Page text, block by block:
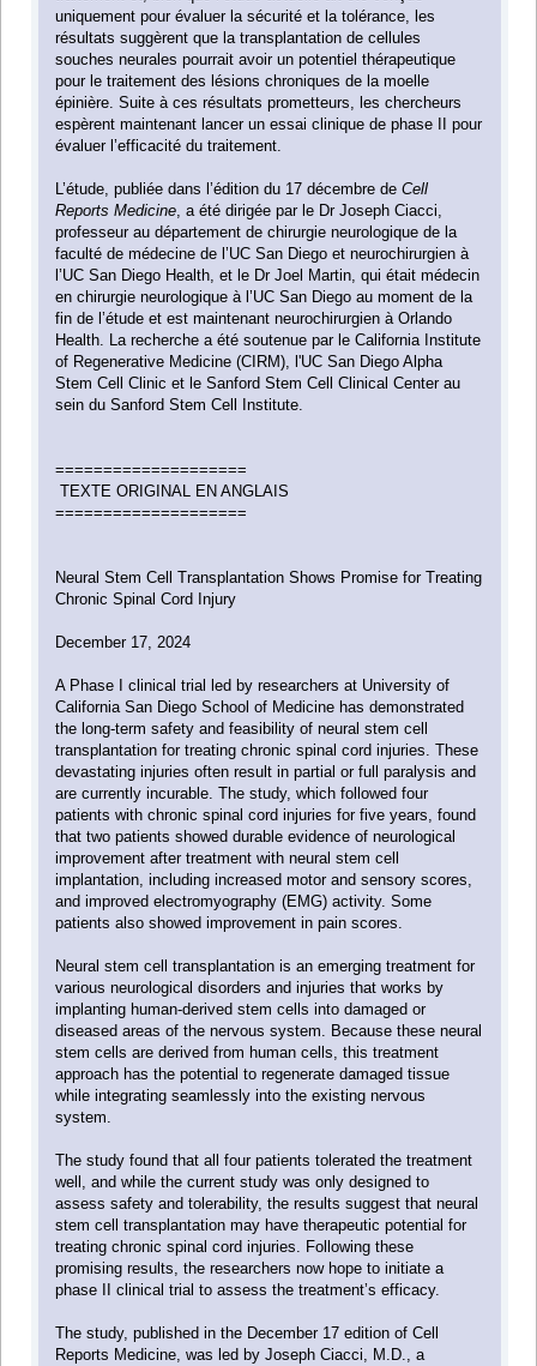
uniquement pour évaluer la sécurité et la tolérance, les
résultats suggèrent que la transplantation de cellules
souches neurales pourrait avoir un potentiel thérapeutique
pour le traitement des lésions chroniques de la moelle
épinière. Suite à ces résultats prometteurs, les chercheurs
espèrent maintenant lancer un essai clinique de phase II pour
évaluer l’efficacité du traitement.
L’étude, publiée dans l’édition du 17 décembre deCell
Reports Medicine, a été dirigée par le Dr Joseph Ciacci,
professeur au département de chirurgie neurologique de la
faculté de médecine de l’UC San Diego et neurochirurgien à
l’UC San Diego Health, et le Dr Joel Martin, qui était médecin
en chirurgie neurologique à l’UC San Diego au moment de la
fin de l’étude et est maintenant neurochirurgien à Orlando
Health. La recherche a été soutenue par le California Institute
of Regenerative Medicine (CIRM), l'UC San Diego Alpha
Stem Cell Clinic et le Sanford Stem Cell Clinical Center au
sein du Sanford Stem Cell Institute.
====================
TEXTE ORIGINAL EN ANGLAIS
====================
Neural Stem Cell Transplantation Shows Promise for Treating
Chronic Spinal Cord Injury
December 17, 2024
A Phase I clinical trial led by researchers at University of
California San Diego School of Medicine has demonstrated
the long-term safety and feasibility of neural stem cell
transplantation for treating chronic spinal cord injuries. These
devastating injuries often result in partial or full paralysis and
are currently incurable. The study, which followed four
patients with chronic spinal cord injuries for five years, found
that two patients showed durable evidence of neurological
improvement after treatment with neural stem cell
implantation, including increased motor and sensory scores,
and improved electromyography (EMG) activity. Some
patients also showed improvement in pain scores.
Neural stem cell transplantation is an emerging treatment for
various neurological disorders and injuries that works by
implanting human-derived stem cells into damaged or
diseased areas of the nervous system. Because these neural
stem cells are derived from human cells, this treatment
approach has the potential to regenerate damaged tissue
while integrating seamlessly into the existing nervous
system.
The study found that all four patients tolerated the treatment
well, and while the current study was only designed to
assess safety and tolerability, the results suggest that neural
stem cell transplantation may have therapeutic potential for
treating chronic spinal cord injuries. Following these
promising results, the researchers now hope to initiate a
phase II clinical trial to assess the treatment’s efficacy.
The study, published in the December 17 edition of Cell
Reports Medicine, was led by Joseph Ciacci, M.D., a